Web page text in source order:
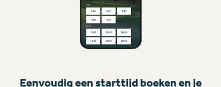
Eenvoudig een starttijd boeken en je